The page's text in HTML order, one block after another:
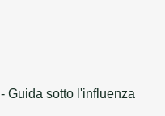
- Guida sotto l'influenza